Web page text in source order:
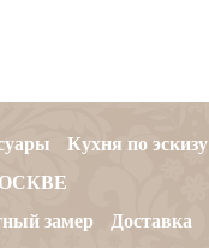
Кухня по эскизу
замер
Доставка